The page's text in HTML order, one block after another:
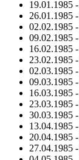
19.01.1985 -
26.01.1985 -
02.02.1985 -
09.02.1985 -
16.02.1985 -
23.02.1985 -
02.03.1985 -
09.03.1985 -
16.03.1985 -
23.03.1985 -
30.03.1985 -
13.04.1985 -
20.04.1985 -
27.04.1985 -